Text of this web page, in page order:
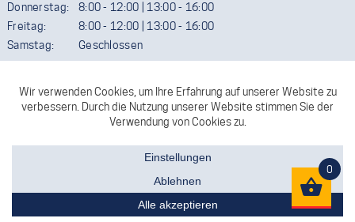
Donnerstag:
8:00 - 12:00 | 13:00 - 16:00
Freitag:
8:00 - 12:00 | 13:00 - 16:00
Samstag:
Geschlossen
ersuchen aber um telefonische Vereinbarung.
Impressum|AGB|Widerrufsbelehrung|Datenschutz|jotun.at
0